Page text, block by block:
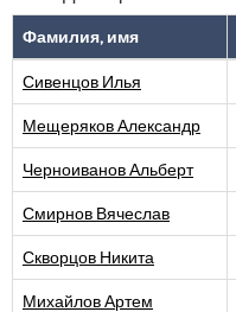
Фамилия, имя
Сивенцов Илья
Мещеряков Александр
Черноиванов Альберт
Смирнов Вячеслав
Скворцов Никита
Михайлов Артем